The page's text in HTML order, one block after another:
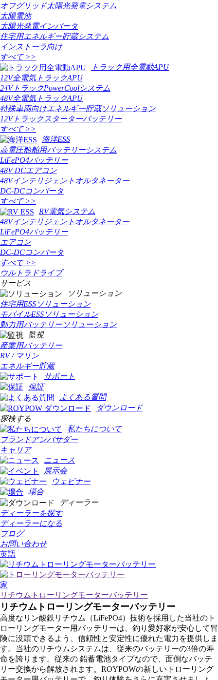
オフグリッド太陽光発電システム
太陽電池
太陽光発電インバータ
住宅用エネルギー貯蔵システム
インストーラ向け
すべて >>
トラック用全電動APU
12V全電気トラックAPU
24VトラックPowerCoolシステム
48V全電気トラックAPU
特殊車両向けエネルギー貯蔵ソリューション
12Vトラックスターターバッテリー
すべて >>
海洋ESS
高電圧船舶用バッテリーシステム
LiFePO4バッテリー
48V DCエアコン
48Vインテリジェントオルタネーター
DC-DCコンバータ
すべて >>
RV電気システム
48Vインテリジェントオルタネーター
LiFePO4バッテリー
エアコン
DC-DCコンバータ
すべて >>
ウルトラドライブ
サービス
ソリューション
住宅用ESSソリューション
モバイルESSソリューション
動力用バッテリーソリューション
監視
産業用バッテリー
RV / マリン
エネルギー貯蔵
サポート
保証
よくある質問
ダウンロード
探検する
私たちについて
ブランドアンバサダー
キャリア
ニュース
展示会
ウェビナー
場合
ディーラー
ディーラーを探す
ディーラーになる
ブログ
お問い合わせ
英語
家
リチウムトローリングモーターバッテリー
リチウムトローリングモーターバッテリー
高度なリン酸鉄リチウム（LiFePO4）技術を採用した当社のト
ローリングモーター用バッテリーは、釣り愛好家が安心して冒
険に没頭できるよう、信頼性と安定性に優れた電力を提供しま
す。当社のリチウムシステムは、従来のバッテリーの3倍の寿
命を誇ります。 従来の 鉛蓄電池タイプなので、面倒なバッテ
リー交換から解放されます。ROYPOWの新しいトローリング